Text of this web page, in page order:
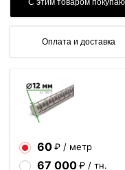
С этим товаром
Оплата и доставка
60₽ / метр
67 000₽ / тн.